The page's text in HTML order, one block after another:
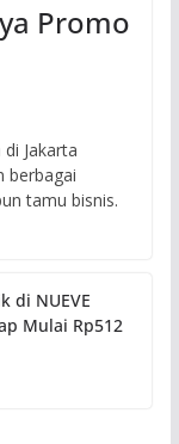
Promo
Jakarta
berbagai
tamu bisnis.
di NUEVE
Mulai Rp512